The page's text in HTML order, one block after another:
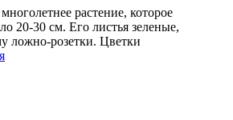
растение, которое
20-30 см. Его листья зеленые,
ложно-розетки. Цветки